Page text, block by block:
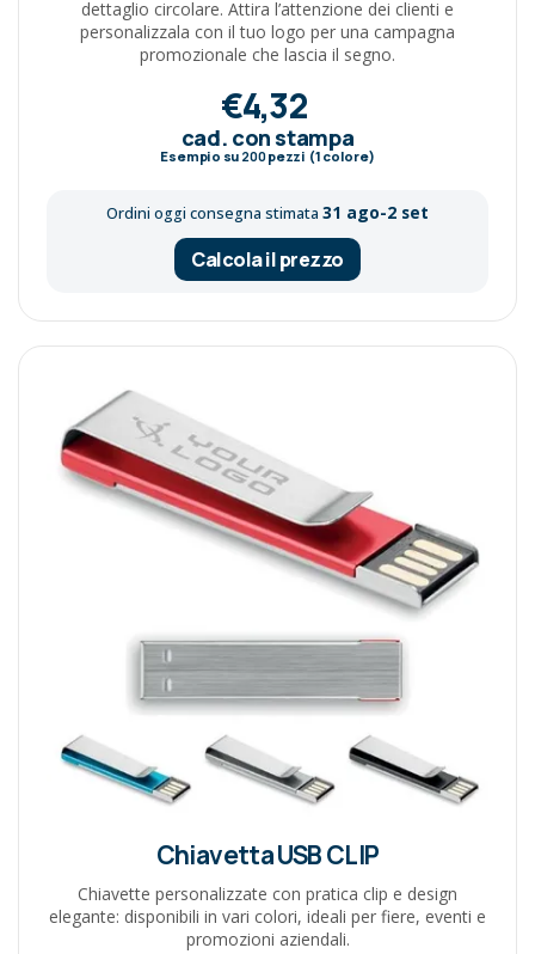
dettaglio circolare. Attira l’attenzione dei clienti e
personalizzala con il tuo logo per una campagna
promozionale che lascia il segno.
€4,32
cad. con stampa
Esempio su 200pezzi (1 colore)
Ordini oggi consegna stimata 31 ago-2 set
Calcola il prezzo
Chiavetta USB CLIP
Chiavette personalizzate con pratica clip e design
elegante: disponibili in vari colori, ideali per fiere, eventi e
promozioni aziendali.